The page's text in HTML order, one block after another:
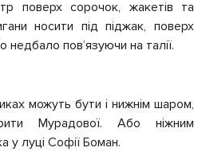
поверх сорочок, жакетів та
носити під піджак, поверх
недбало повʼязуючи на талії.
можуть бути і нижнім шаром,
Мурадової. Або ніжним
у луці Софії Боман.